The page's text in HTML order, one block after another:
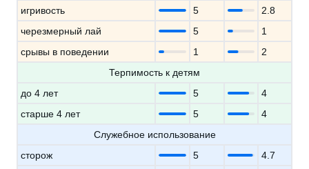
игривость
5
2.8
черезмерный лай
5
1
срывы в поведении
1
2
Терпимость к детям
до 4 лет
5
4
старше 4 лет
5
4
Служебное использование
сторож
5
4.7